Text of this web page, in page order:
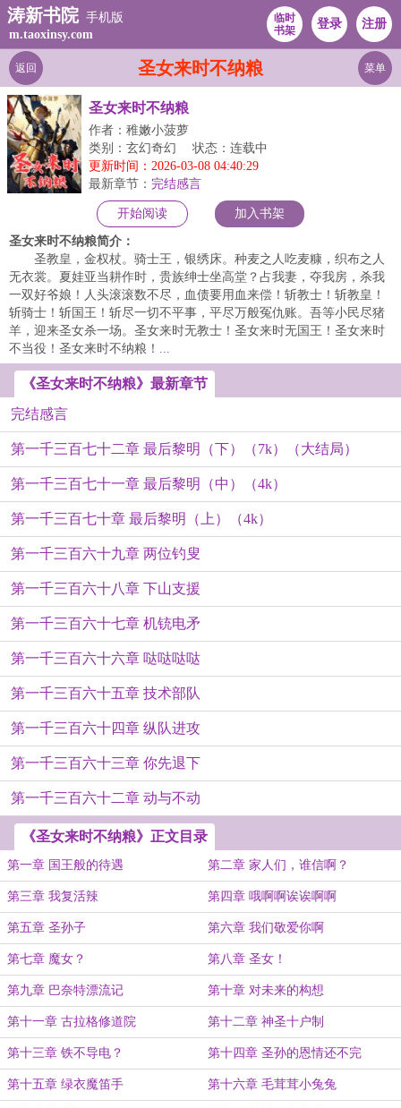
涛新书院 手机版
m.taoxinsy.com
临时
书架
登录 注册
圣女来时不纳粮
返回 菜单
圣女来时不纳粮
作者：稚嫩小菠萝
类别：玄幻奇幻
状态：连载中
更新时间：2026-03-08 04:40:29
最新章节： 完结感言
开始阅读 加入书架
圣女来时不纳粮简介：
圣教皇，金权杖。骑士王，银绣床。种麦之人吃麦糠，织布之人
无衣裳。夏娃亚当耕作时，贵族绅士坐高堂？占我妻，夺我房，杀我
一双好爷娘！人头滚滚数不尽，血债要用血来偿！斩教士！斩教皇！
斩骑士！斩国王！斩尽一切不平事，平尽万般冤仇账。吾等小民尽猪
羊，迎来圣女杀一场。圣女来时无教士！圣女来时无国王！圣女来时
不当役！圣女来时不纳粮！...
《圣女来时不纳粮》最新章节
完结感言
第一千三百七十二章 最后黎明（下）（7k）（大结局）
第一千三百七十一章 最后黎明（中）（4k）
第一千三百七十章 最后黎明（上）（4k）
第一千三百六十九章 两位钓叟
第一千三百六十八章 下山支援
第一千三百六十七章 机铳电矛
第一千三百六十六章 哒哒哒哒
第一千三百六十五章 技术部队
第一千三百六十四章 纵队进攻
第一千三百六十三章 你先退下
第一千三百六十二章 动与不动
《圣女来时不纳粮》正文目录
第一章 国王般的待遇 第二章 家人们，谁信啊？
第三章 我复活辣 第四章 哦啊啊诶诶啊啊
第五章 圣孙子 第六章 我们敬爱你啊
第七章 魔女？ 第八章 圣女！
第九章 巴奈特漂流记 第十章 对未来的构想
第十一章 古拉格修道院 第十二章 神圣十户制
第十三章 铁不导电？ 第十四章 圣孙的恩情还不完
第十五章 绿衣魔笛手 第十六章 毛茸茸小兔兔